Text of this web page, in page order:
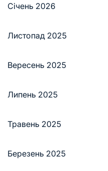
Січень 2026
Листопад 2025
Вересень 2025
Липень 2025
Травень 2025
Березень 2025